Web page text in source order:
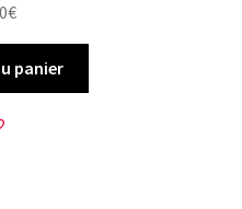
€
panier